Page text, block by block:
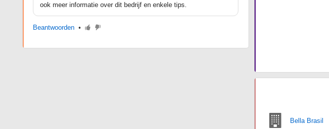
ook meer informatie over dit bedrijf en enkele tips.
Beantwoorden•
Bella Brasil